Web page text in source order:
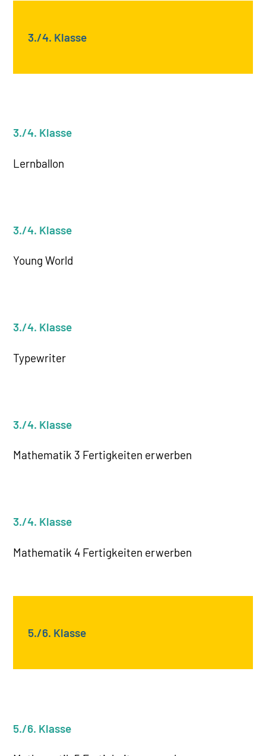
3./4. Klasse
3./4. Klasse
Lernballon
3./4. Klasse
Young World
3./4. Klasse
Typewriter
3./4. Klasse
Mathematik 3 Fertigkeiten erwerben
3./4. Klasse
Mathematik 4 Fertigkeiten erwerben
5./6. Klasse
5./6. Klasse